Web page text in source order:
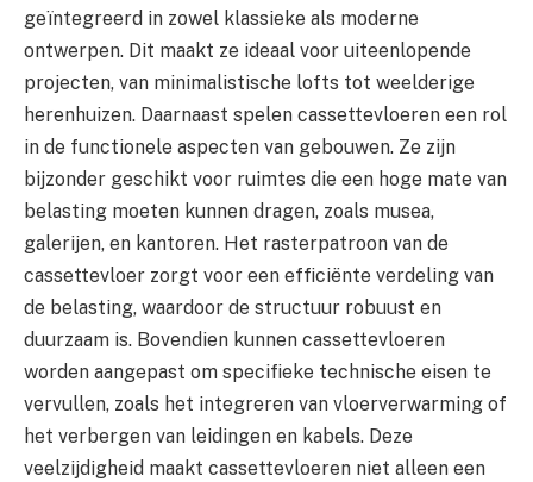
geïntegreerd in zowel klassieke als moderne
ontwerpen. Dit maakt ze ideaal voor uiteenlopende
projecten, van minimalistische lofts tot weelderige
herenhuizen. Daarnaast spelen cassettevloeren een rol
in de functionele aspecten van gebouwen. Ze zijn
bijzonder geschikt voor ruimtes die een hoge mate van
belasting moeten kunnen dragen, zoals musea,
galerijen, en kantoren. Het rasterpatroon van de
cassettevloer zorgt voor een efficiënte verdeling van
de belasting, waardoor de structuur robuust en
duurzaam is. Bovendien kunnen cassettevloeren
worden aangepast om specifieke technische eisen te
vervullen, zoals het integreren van vloerverwarming of
het verbergen van leidingen en kabels. Deze
veelzijdigheid maakt cassettevloeren niet alleen een